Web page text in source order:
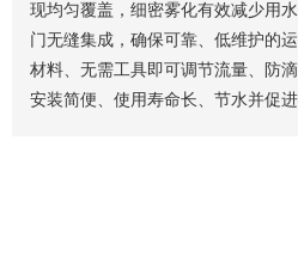
现均匀覆盖，细密雾化有效减少用
门无缝集成，确保可靠、低维护的
材料、无需工具即可调节流量、防
安装简便、使用寿命长、节水并促进